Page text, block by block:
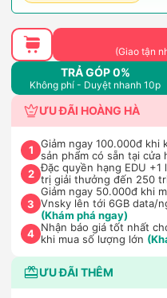
(Giao tận
TRẢ GÓP 0%
Không phí - Duyệt nhanh 10p
ƯU ĐÃI HOÀNG HÀ
1
Giảm ngay 100.000đ khi
sản phẩm có sẵn tại cửa
2 Đặc quyền hạng EDU
trị giải thưởng đến 250
3
Giảm ngay 50.000đ khi
Vnsky lên tới 6GB data/
(Khám phá ngay)
4 Nhận báo giá tốt nhất
khi mua số lượng lớn
ƯU ĐÃI THÊM